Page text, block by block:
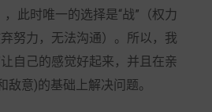
此时唯一的选择是“战”（权力
努力，无法沟通）。所以，我
自己的感觉好起来，并且在亲
敌意)的基础上解决问题。